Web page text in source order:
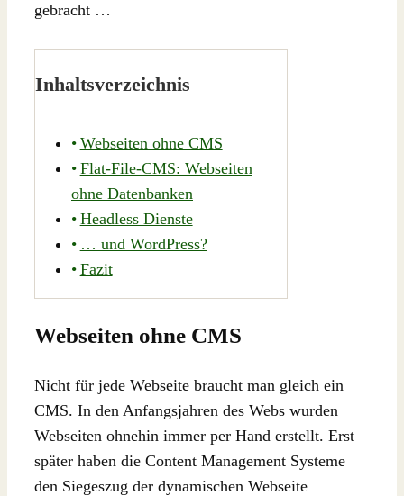
gebracht …
Inhaltsverzeichnis
Webseiten ohne CMS
Flat-File-CMS: Webseiten
ohne Datenbanken
Headless Dienste
… und WordPress?
Fazit
Webseiten ohne CMS
Nicht für jede Webseite braucht man gleich ein
CMS. In den Anfangsjahren des Webs wurden
Webseiten ohnehin immer per Hand erstellt. Erst
später haben die Content Management Systeme
den Siegeszug der dynamischen Webseite